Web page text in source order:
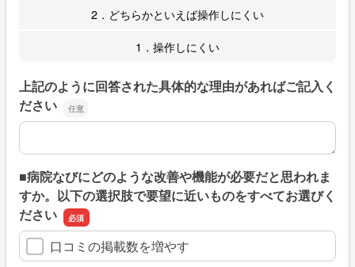
2．どちらかといえば操作しにくい
1．操作しにくい
上記のように回答された具体的な理由があればご記入く
ださい
上記のように回答された具体的な理由があればご記入くだ
■病院なびにどのような改善や機能が必要だと思われま
すか。以下の選択肢で要望に近いものをすべてお選びく
ださい
口コミの掲載数を増やす